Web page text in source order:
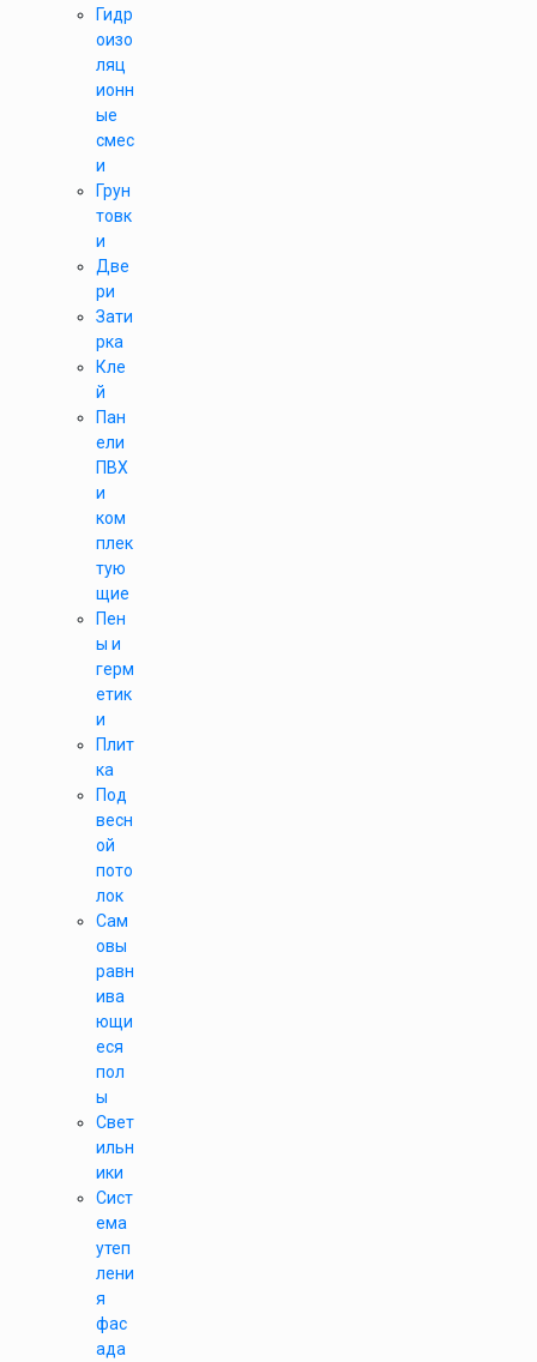
Гидр
оизо
ляц
ионн
ые
смес
и
Грун
товк
и
Две
ри
Зати
рка
Кле
й
Пан
ели
ПВХ
и
ком
плек
тую
щие
Пен
ы и
герм
етик
и
Плит
ка
Под
весн
ой
пото
лок
Сам
овы
равн
ива
ющи
еся
пол
ы
Свет
ильн
ики
Сист
ема
утеп
лени
я
фас
ада